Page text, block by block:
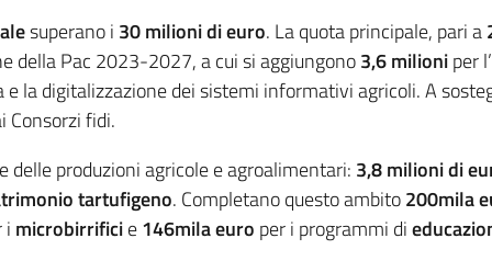
superano i 30 milioni di euro. La quota principale, pari a
della Pac 2023-2027, a cui si aggiungono3,6 milioniper
la digitalizzazione dei sistemi informativi agricoli. A
Consorzi fidi.
produzioni agricole e agroalimentari: 3,8 milioni di
tartufigeno. Completano questo ambito200mila
i microbirrificie146mila euro per i programmi di